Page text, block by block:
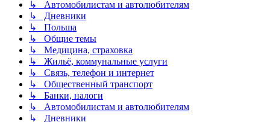
↳ Автомобилистам и автолюбителям
↳ Дневники
↳ Польша
↳ Общие темы
↳ Медицина, страховка
↳ Жильё, коммунальные услуги
↳ Связь, телефон и интернет
↳ Общественный транспорт
↳ Банки, налоги
↳ Автомобилистам и автолюбителям
↳ Дневники